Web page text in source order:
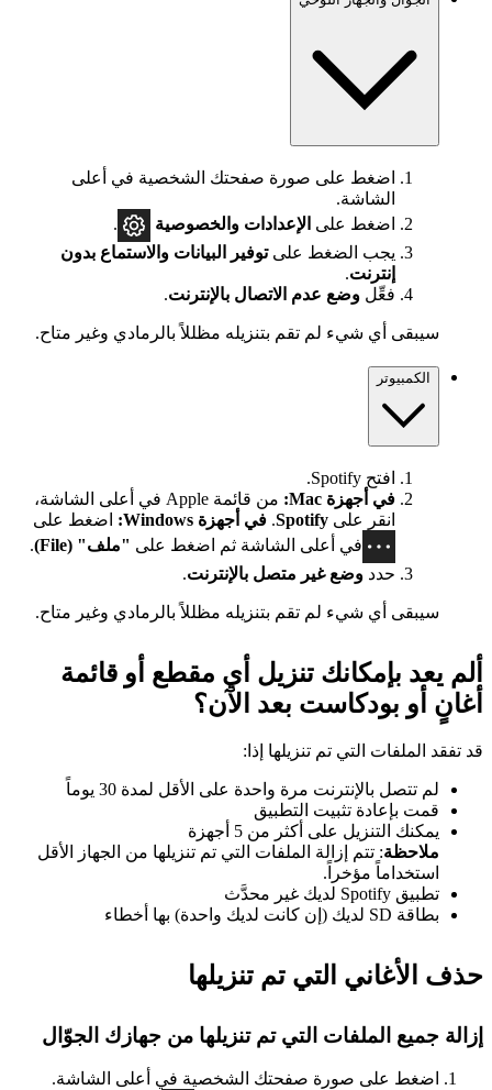
اضغط على صورة صفحتك الشخصية في أعلى
الشاشة.
اضغط على الإعدادات والخصوصية
.
يجب الضغط علىتوفير البيانات والاستماع بدون
إنترنت.
فعِّل وضع عدم الاتصال بالإنترنت.
سيبقى أي شيء لم تقم بتنزيله مظللاً بالرمادي وغير متاح.
الكمبيوتر
افتح Spotify.
في أجهزة Mac:
من قائمة Apple في أعلى الشاشة،
انقر على Spotify
. في أجهزة Windows:
اضغط على
في أعلى الشاشة ثم اضغط على "ملف" (File)
حدد وضع غير متصل بالإنترنت.
سيبقى أي شيء لم تقم بتنزيله مظللاً بالرمادي وغير متاح.
ألم يعد بإمكانك تنزيل أي مقطع أو قائمة
أغانٍ أو بودكاست بعد الآن؟
قد تفقد الملفات التي تم تنزيلها إذا:
لم تتصل بالإنترنت مرة واحدة على الأقل لمدة 30 يوماً
قمت بإعادة تثبيت التطبيق
يمكنك التنزيل على أكثر من 5 أجهزة
ملاحظة: تتم إزالة الملفات التي تم تنزيلها من الجهاز الأقل
استخداماً مؤخراً.
تطبيق Spotify لديك غير محدَّث
بطاقة SD لديك (إن كانت لديك واحدة) بها أخطاء
حذف الأغاني التي تم تنزيلها
إزالة جميع الملفات التي تم تنزيلها من جهازك الجوّال
اضغط على صورة صفحتك الشخصية في أعلى الشاشة.